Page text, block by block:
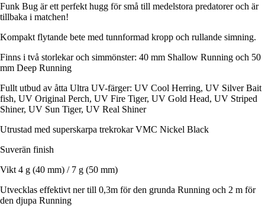
Funk Bug är ett perfekt hugg för små till medelstora predatorer och är
tillbaka i matchen!
Kompakt flytande bete med tunnformad kropp och rullande simning.
Finns i två storlekar och simmönster: 40 mm Shallow Running och 50
mm Deep Running
Fullt utbud av åtta Ultra UV-färger: UV Cool Herring, UV Silver Bait
fish, UV Original Perch, UV Fire Tiger, UV Gold Head, UV Striped
Shiner, UV Sun Tiger, UV Real Shiner
Utrustad med superskarpa trekrokar VMC Nickel Black
Suverän finish
Vikt 4 g (40 mm) / 7 g (50 mm)
Utvecklas effektivt ner till 0,3m för den grunda Running och 2 m för
den djupa Running